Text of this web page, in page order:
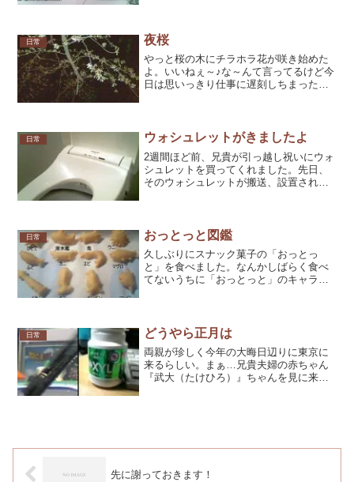
しい。あとで母に聞い...
日常 夜桜
やっと桜の木にチラホラ花が咲き始めた
よ。いいねぇ～♪な～んて言ってるけど今
日は思いっきり仕事に遅刻しちまった！
っ！）んな感じで帰路に...
日常 ウォシュレットがきましたよ
2週間ほど前、兄貴が引っ越し祝いにウォ
シュレットを買ってくれました。先日、
そのウォシュレットが搬送、設置されま
さんがついでに操作方法...
日常 おっとっと図鑑
久しぶりにスナック菓子の「おっとっ
と」を食べました。なんかしばらく食べ
てないうちに「おっとっと」のキャラが
た魚かと思ってしまいました...
日常 どうやら正月は
両親が珍しく今年の大晦日辺りに東京に
来るらしい。まぁ…兄貴夫婦の赤ちゃん
『武大（たけひろ）』ちゃんを見に来る
先に謝っておきます！